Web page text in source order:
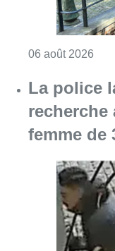
06 août 2026
La